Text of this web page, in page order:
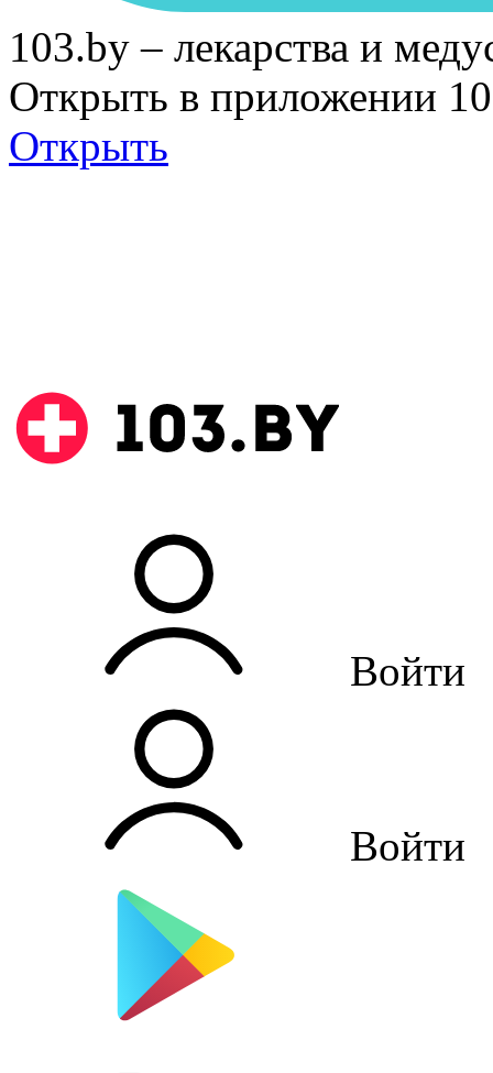
103.by – лекарства и
Открыть в приложении
Открыть
Войти
Войти